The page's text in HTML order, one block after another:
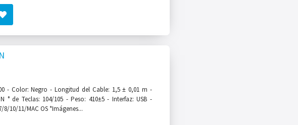
- Color: Negro - Longitud del Cable: 1,5 ± 0,01 m -
° de Teclas: 104/105 - Peso: 410±5 - Interfaz: USB -
10/11/MAC OS *Imágenes...